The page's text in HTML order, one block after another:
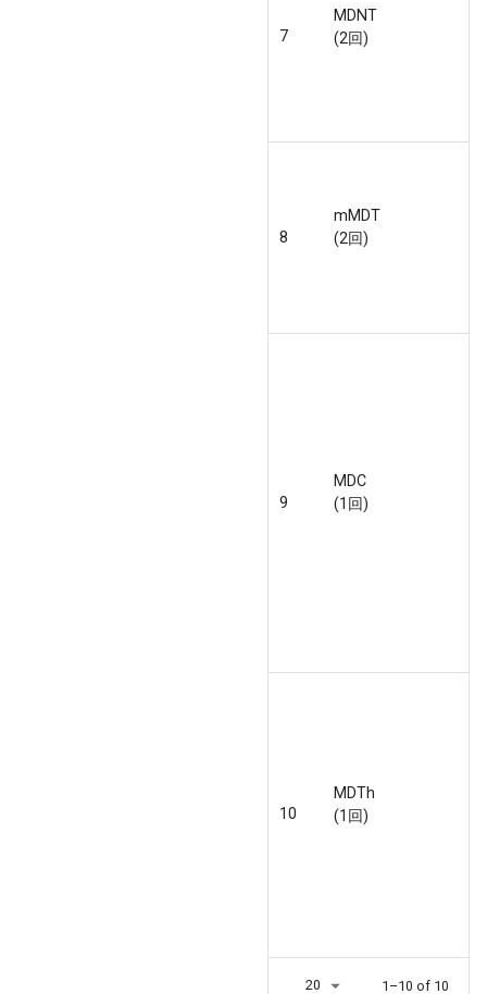
7
MDNT
(2回)
8
mMDT
(2回)
9
MDC
(1回)
10
MDTh
(1回)
20 1–10 of 10